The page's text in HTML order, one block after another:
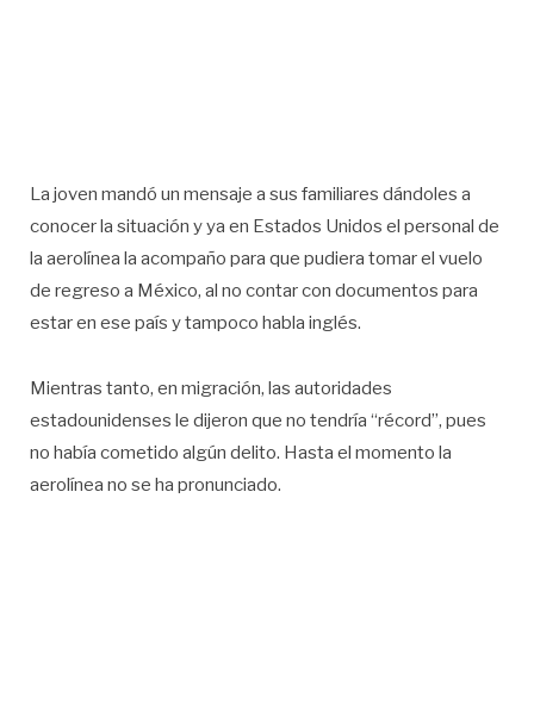
La joven mandó un mensaje a sus familiares dándoles a
conocer la situación y ya en Estados Unidos el personal de
la aerolínea la acompaño para que pudiera tomar el vuelo
de regreso a México, al no contar con documentos para
estar en ese país y tampoco habla inglés.
Mientras tanto, en migración, las autoridades
estadounidenses le dijeron que no tendría “récord”, pues
no había cometido algún delito. Hasta el momento la
aerolínea no se ha pronunciado.